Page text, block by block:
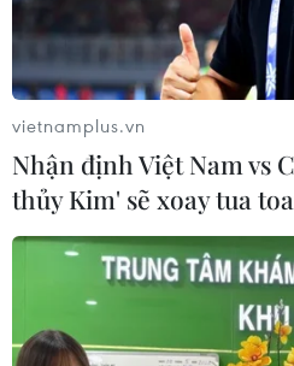
vietnamplus.vn
Nhận định Việt Nam vs
thủy Kim' sẽ xoay tua